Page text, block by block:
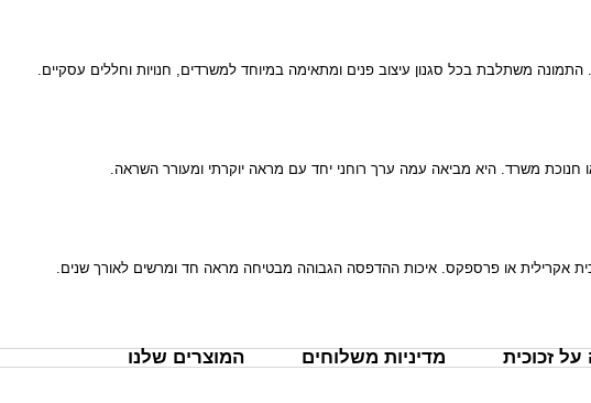
משתלבת בכל סגנון עיצוב פנים ומתאימה במיוחד למשרדים, חנויות וחללים עסקיים.
משרד. היא מביאה עמה ערך רוחני יחד עם מראה יוקרתי ומעורר השראה.
אקרילית או פרספקס. איכות ההדפסה הגבוהה מבטיחה מראה חד ומרשים לאורך שנים.
זכוכית מדיניות משלוחים המוצרים שלנו